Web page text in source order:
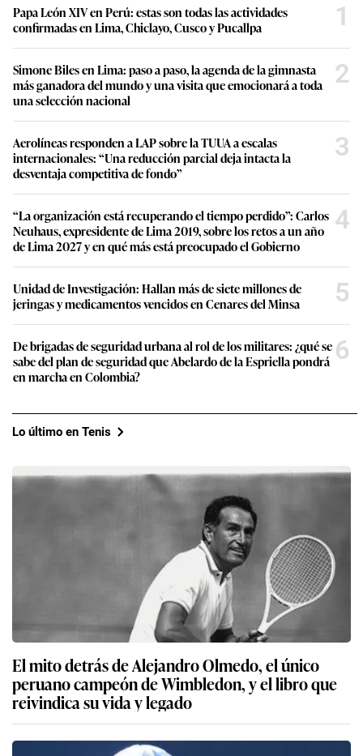
Papa León XIV en Perú: estas son todas las actividades
confirmadas en Lima, Chiclayo, Cusco y Pucallpa
1
Simone Biles en Lima: paso a paso, la agenda de la gimnasta
más ganadora del mundo y una visita que emocionará a toda
una selección nacional
2
Aerolíneas responden a LAP sobre la TUUA a escalas
internacionales: “Una reducción parcial deja intacta la
desventaja competitiva de fondo”
3
“La organización está recuperando el tiempo perdido”: Carlos
Neuhaus, expresidente de Lima 2019, sobre los retos a un año
de Lima 2027 y en qué más está preocupado el Gobierno
4
Unidad de Investigación: Hallan más de siete millones de
jeringas y medicamentos vencidos en Cenares del Minsa
5
De brigadas de seguridad urbana al rol de los militares: ¿qué se
sabe del plan de seguridad que Abelardo de la Espriella pondrá
en marcha en Colombia?
6
Lo último en Tenis
El mito detrás de Alejandro Olmedo, el único
peruano campeón de Wimbledon, y el libro que
reivindica su vida y legado